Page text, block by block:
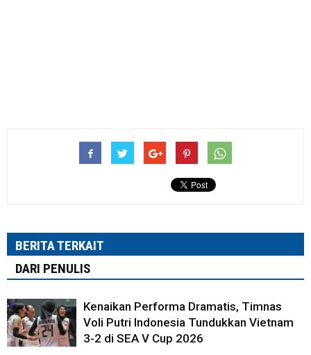
BERITA TERKAIT
DARI PENULIS
Kenaikan Performa Dramatis, Timnas
Voli Putri Indonesia Tundukkan Vietnam
3-2 di SEA V Cup 2026